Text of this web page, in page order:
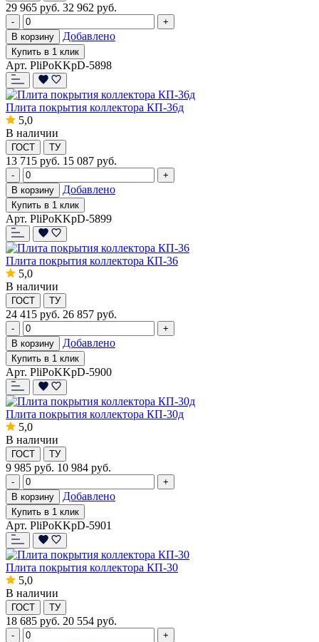
29 965 руб. 32 962 руб.
-
+
В корзину
Добавлено
Купить в 1 клик
Арт. PliPoKKpD-5898
Плита покрытия коллектора КП-36д
5,0
В наличии
ГОСТ ТУ
13 715 руб. 15 087 руб.
-
+
В корзину
Добавлено
Купить в 1 клик
Арт. PliPoKKpD-5899
Плита покрытия коллектора КП-36
5,0
В наличии
ГОСТ ТУ
24 415 руб. 26 857 руб.
-
+
В корзину
Добавлено
Купить в 1 клик
Арт. PliPoKKpD-5900
Плита покрытия коллектора КП-30д
5,0
В наличии
ГОСТ ТУ
9 985 руб. 10 984 руб.
-
+
В корзину
Добавлено
Купить в 1 клик
Арт. PliPoKKpD-5901
Плита покрытия коллектора КП-30
5,0
В наличии
ГОСТ ТУ
18 685 руб. 20 554 руб.
-
+